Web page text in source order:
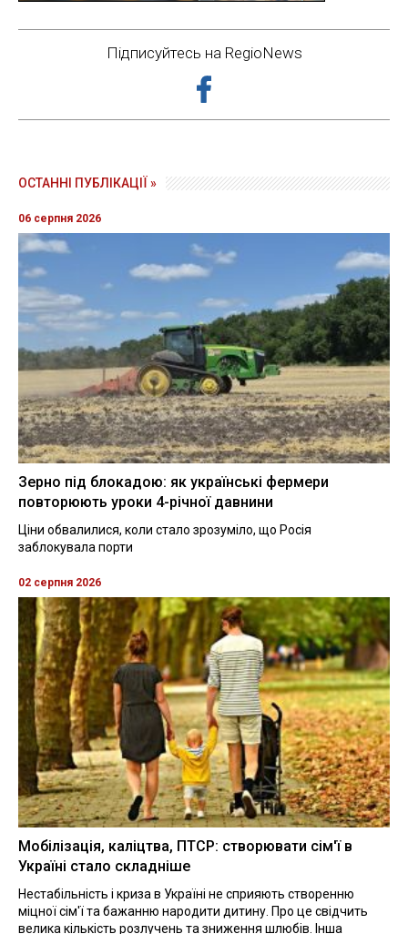
Підписуйтесь на RegioNews
ОСТАННІ ПУБЛІКАЦІЇ »
06 серпня 2026
Зерно під блокадою: як українські фермери
повторюють уроки 4-річної давнини
Ціни обвалилися, коли стало зрозуміло, що Росія
заблокувала порти
02 серпня 2026
Мобілізація, каліцтва, ПТСР: створювати сім'ї в
Україні стало складніше
Нестабільність і криза в Україні не сприяють створенню
міцної сім'ї та бажанню народити дитину. Про це свідчить
велика кількість розлучень та зниження шлюбів. Інша